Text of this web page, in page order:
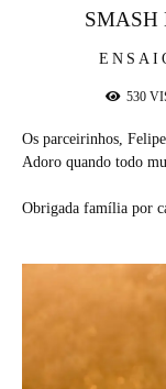
SMASH
530
Os parceirinhos,
Adoro quando todo
Obrigada família por